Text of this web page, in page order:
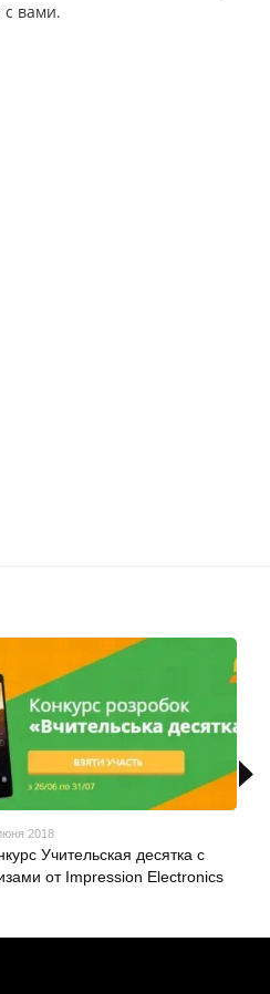
с вами.
2018
Учительская десятка с
от Impression Electronics